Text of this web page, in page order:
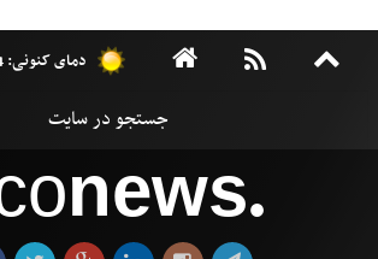
دمای کنونی: 34 °
news●